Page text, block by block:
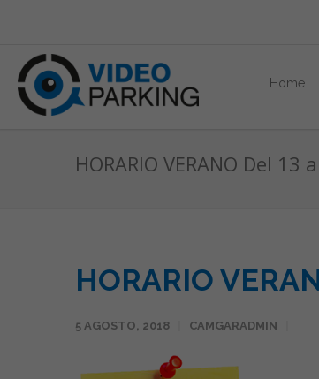
Home
HORARIO VERANO Del
HORARIO
5 AGOSTO, 2018 CAMGARADMIN